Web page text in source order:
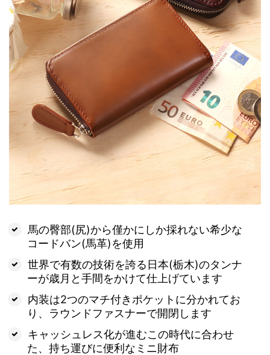
馬の臀部(尻)から僅かにしか採れない希少な
コードバン(馬革)を使用
世界で有数の技術を誇る日本(栃木)のタンナ
ーが歳月と手間をかけて仕上げています
内装は2つのマチ付きポケットに分かれてお
り、ラウンドファスナーで開閉します
キャッシュレス化が進むこの時代に合わせ
た、持ち運びに便利なミニ財布